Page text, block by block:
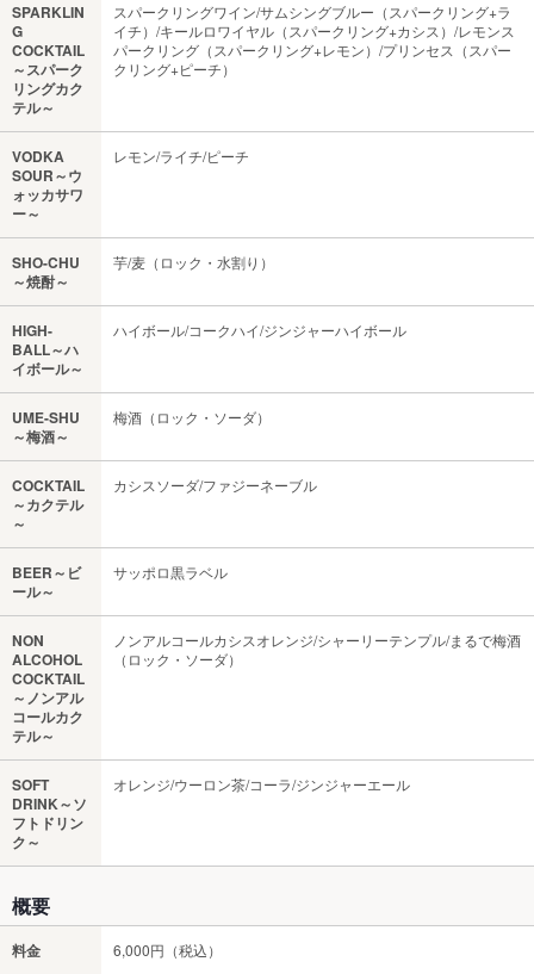
SPARKLIN
G
COCKTAIL
～スパーク
リングカク
テル～
スパークリングワイン/サムシングブルー（スパークリング+ラ
イチ）/キールロワイヤル（スパークリング+カシス）/レモンス
パークリング（スパークリング+レモン）/プリンセス（スパー
クリング+ピーチ）
VODKA
SOUR～ウ
ォッカサワ
ー～
レモン/ライチ/ピーチ
SHO-CHU
～焼酎～
芋/麦（ロック・水割り）
HIGH-
BALL～ハ
イボール～
ハイボール/コークハイ/ジンジャーハイボール
UME-SHU
～梅酒～
梅酒（ロック・ソーダ）
COCKTAIL
～カクテル
～
カシスソーダ/ファジーネーブル
BEER～ビ
ール～
サッポロ黒ラベル
NON
ALCOHOL
COCKTAIL
～ノンアル
コールカク
テル～
ノンアルコールカシスオレンジ/シャーリーテンプル/まるで梅酒
（ロック・ソーダ）
SOFT
DRINK～ソ
フトドリン
ク～
オレンジ/ウーロン茶/コーラ/ジンジャーエール
概要
料金 6,000円（税込）